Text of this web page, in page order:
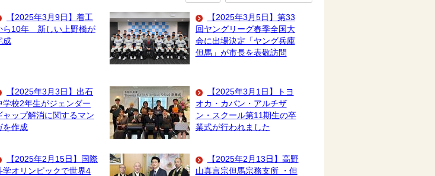
【2025年3月9日】着工
ら10年 新しい上野橋が
成
【2025年3月5日】第33
回ヤングリーグ春季全国大
会に出場決定「ヤング兵庫
但馬」が市長を表敬訪問
【2025年3月3日】出石
学校2年生がジェンダー
ャップ解消に関するマン
を作成
【2025年3月1日】トヨ
オカ・カバン・アルチザ
ン・スクール第11期生の卒
業式が行われました
【2025年2月15日】国際
学オリンピックで世界4
【2025年2月13日】高野
山真言宗但馬宗務支所 ・但